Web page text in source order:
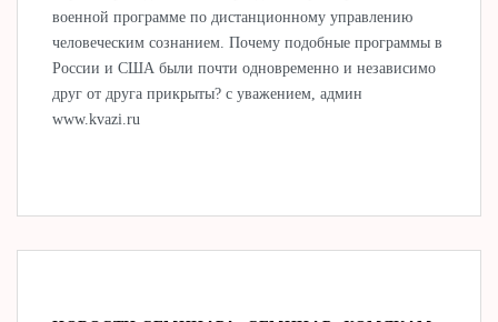
военной программе по дистанционному управлению
человеческим сознанием. Почему подобные программы в
России и США были почти одновременно и независимо
друг от друга прикрыты? с уважением, админ
www.kvazi.ru